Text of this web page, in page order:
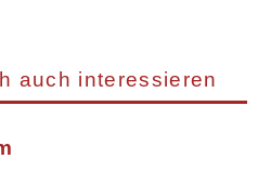
auch interessieren